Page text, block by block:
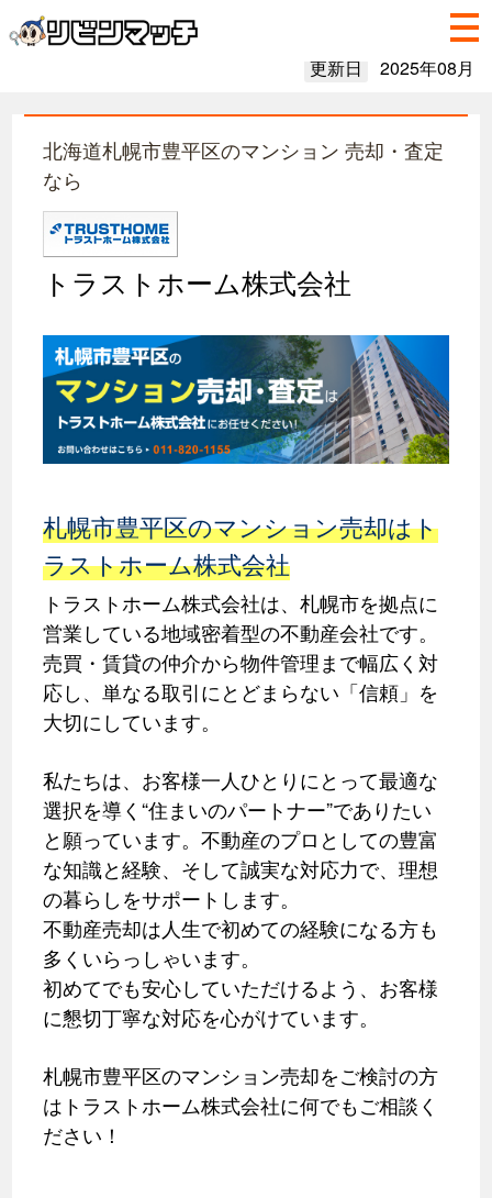
更新日 2025年08月
北海道札幌市豊平区のマンション 売却・査定
なら
トラストホーム株式会社
札幌市豊平区のマンション売却はト
ラストホーム株式会社
トラストホーム株式会社は、札幌市を拠点に
営業している地域密着型の不動産会社です。
売買・賃貸の仲介から物件管理まで幅広く対
応し、単なる取引にとどまらない「信頼」を
大切にしています。
私たちは、お客様一人ひとりにとって最適な
選択を導く“住まいのパートナー”でありたい
と願っています。不動産のプロとしての豊富
な知識と経験、そして誠実な対応力で、理想
の暮らしをサポートします。
不動産売却は人生で初めての経験になる方も
多くいらっしゃいます。
初めてでも安心していただけるよう、お客様
に懇切丁寧な対応を心がけています。
札幌市豊平区のマンション売却をご検討の方
はトラストホーム株式会社に何でもご相談く
ださい！